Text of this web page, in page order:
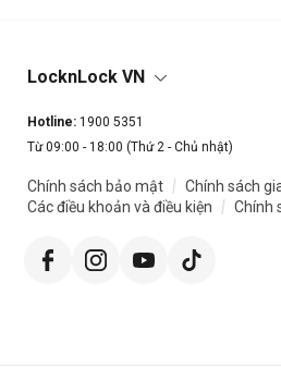
LocknLock VN
Hotline: 1900 5351
Từ 09:00 - 18:00 (Thứ 2 - Chủ nhật)
Chính sách bảo mật | Chính sách
Các điều khoản và điều kiện
| Chính